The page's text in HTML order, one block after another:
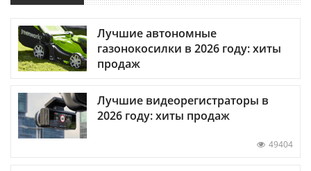
Лучшие автономные
газонокосилки в 2026 году: хиты
продаж
Лучшие видеорегистраторы в
2026 году: хиты продаж
49404